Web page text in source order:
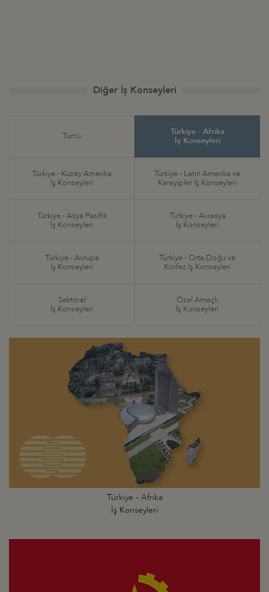
Diğer İş Konseyleri
Tümü
Türkiye - Afrika
İş Konseyleri
Türkiye - Kuzey Amerika
İş Konseyleri
Türkiye - Latin Amerika ve
Karayipler İş Konseyleri
Türkiye - Asya Pasifik
İş Konseyleri
Türkiye - Avrasya
İş Konseyleri
Türkiye - Avrupa
İş Konseyleri
Türkiye - Orta Doğu ve
Körfez İş Konseyleri
Sektörel
İş Konseyleri
Özel Amaçlı
İş Konseyleri
Türkiye - Afrika
İş Konseyleri